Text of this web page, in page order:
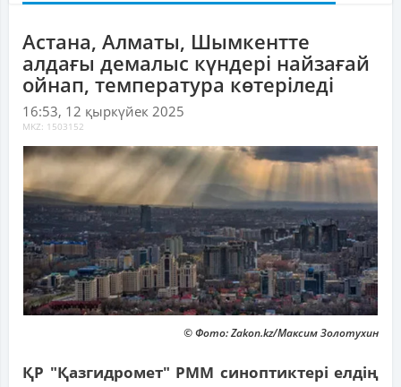
Астана, Алматы, Шымкентте
алдағы демалыс күндері найзағай
ойнап, температура көтеріледі
16:53, 12 қыркүйек 2025
MKZ: 1503152
© Фото: Zakon.kz/Максим Золотухин
ҚР "Қазгидромет" РММ синоптиктері елдің